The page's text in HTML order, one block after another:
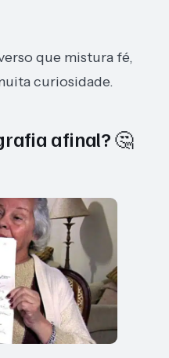
que mistura fé,
curiosidade.
afinal? 🤔